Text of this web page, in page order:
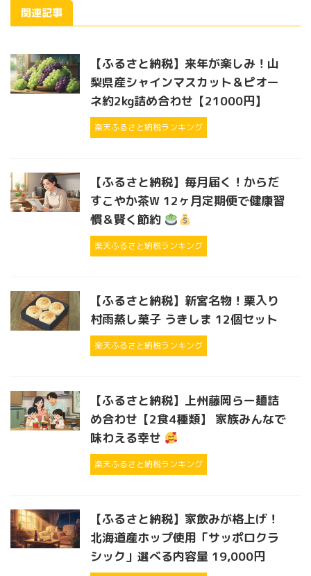
関連記事
【ふるさと納税】来年が楽しみ！山
梨県産シャインマスカット＆ピオー
ネ約2kg詰め合わせ【21000円】
楽天ふるさと納税ランキング
【ふるさと納税】毎月届く！からだ
すこやか茶W 12ヶ月定期便で健康習
慣＆賢く節約
楽天ふるさと納税ランキング
【ふるさと納税】新宮名物！栗入り
村雨蒸し菓子 うきしま 12個セット
楽天ふるさと納税ランキング
【ふるさと納税】上州藤岡らー麺詰
め合わせ【2食4種類】 家族みんなで
味わえる幸せ
楽天ふるさと納税ランキング
【ふるさと納税】家飲みが格上げ！
北海道産ホップ使用「サッポロクラ
シック」選べる内容量 19,000円